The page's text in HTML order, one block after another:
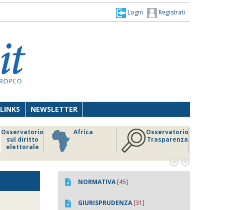
Registrati
Login
LINKS NEWSLETTER
Osservatorio
sul diritto
elettorale
Africa
Osservatorio
Trasparenza
 
NORMATIVA[45]
GIURISPRUDENZA[31]